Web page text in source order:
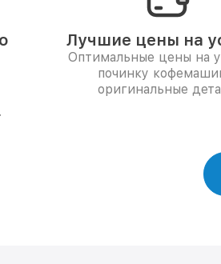
Лучшие цены на
Оптимальные цены на
починку
оригинальные